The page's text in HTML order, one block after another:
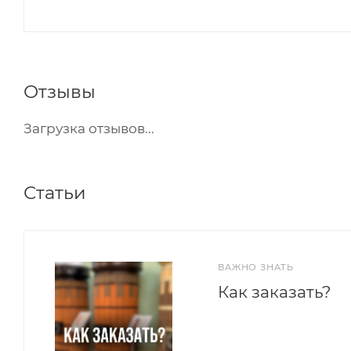
Отзывы
Загрузка отзывов...
Статьи
ВАЖНО ЗНАТЬ
Как заказать?